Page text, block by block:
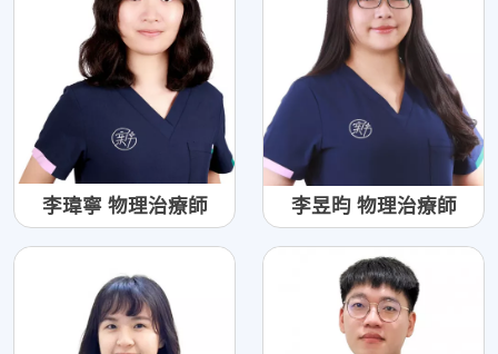
李瑋寧 物理治療師 李昱昀 物理治療師